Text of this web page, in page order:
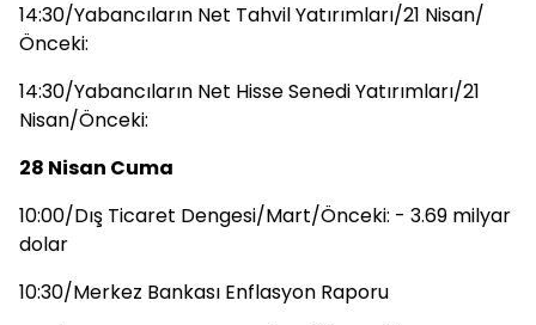
14:30/Yabancıların Net Tahvil Yatırımları/21 Nisan/
Önceki:
14:30/Yabancıların Net Hisse Senedi Yatırımları/21
Nisan/Önceki:
28 Nisan Cuma
10:00/Dış Ticaret Dengesi/Mart/Önceki: - 3.69 milyar
dolar
10:30/Merkez Bankası Enflasyon Raporu